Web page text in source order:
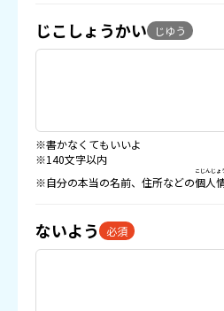
じこしょうかい じゆう
※書かなくてもいいよ
※140文字以内
※自分の本当の名前、住所などの個人
こじんじょ
ないよう 必須